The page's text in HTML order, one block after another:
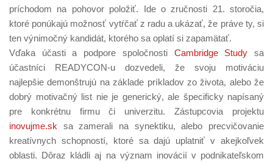
príchodom na pohovor položiť. Ide o zručnosti 21. storočia,
ktoré ponúkajú možnosť vytŕčať z radu a ukázať, že práve ty, si
ten výnimočný kandidát, ktorého sa oplatí si zapamätať.
Vďaka účasti a podpore spoločnosti Cambridge Study sa
účastníci READYCON-u dozvedeli, že svoju motiváciu
najlepšie demonštrujú na základe príkladov zo života, alebo že
dobrý motivačný list nie je generický, ale špecificky napísaný
pre konkrétnu firmu či univerzitu. Zástupcovia projektu
inovujme.sk sa zamerali na synektiku, alebo precvičovanie
kreatívnych schopností, ktoré sa dajú uplatniť v akejkoľvek
oblasti. Dôraz kládli aj na význam inovácií v podnikateľskom